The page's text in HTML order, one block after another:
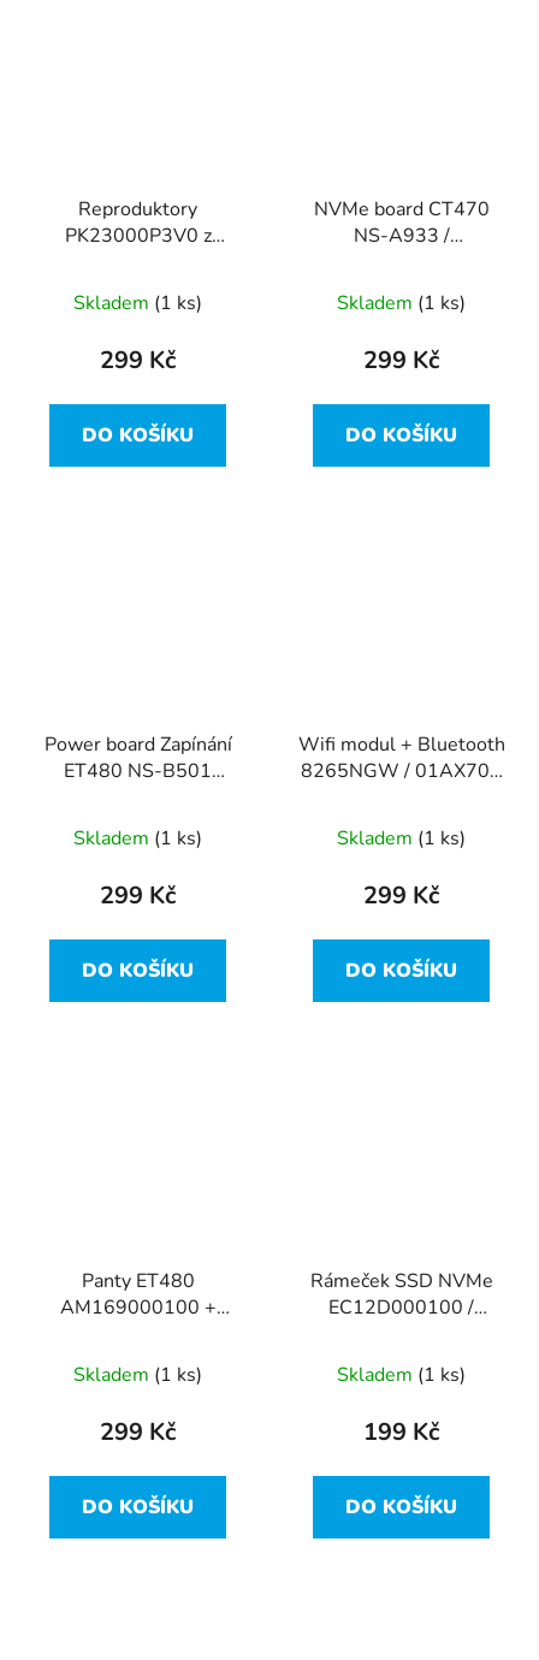
Reproduktory
PK23000P3V0 z
Skladem (1 ks)
299 Kč
DO KOŠÍKU
NVMe board CT470
NS-A933 /
Lenovo ThinkPad T480
Skladem (1 ks)
299 Kč
DO KOŠÍKU
Power board Zapínání
ET480 NS-B501
Lenovo ThinkPad T480
Skladem (1 ks)
299 Kč
DO KOŠÍKU
Wifi modul + Bluetooth
8265NGW / 01AX702
T480
Skladem (1 ks)
299 Kč
DO KOŠÍKU
Panty ET480
AM169000100 +
Lenovo ThinkPad T480
Skladem (1 ks)
299 Kč
DO KOŠÍKU
Rámeček SSD NVMe
EC12D000100 /
ThinkPad T480
Skladem (1 ks)
199 Kč
DO KOŠÍKU